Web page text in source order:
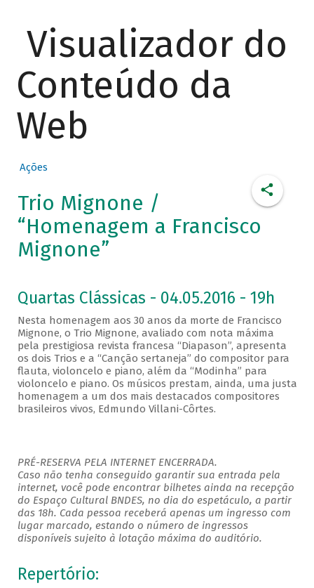
Visualizador do
Conteúdo da
Web
Ações
Trio Mignone /
“Homenagem a Francisco
Mignone”
Quartas Clássicas - 04.05.2016 - 19h
Nesta homenagem aos 30 anos da morte de Francisco
Mignone, o Trio Mignone, avaliado com nota máxima
pela prestigiosa revista francesa “Diapason”, apresenta
os dois Trios e a “Canção sertaneja” do compositor para
flauta, violoncelo e piano, além da “Modinha” para
violoncelo e piano. Os músicos prestam, ainda, uma justa
homenagem a um dos mais destacados compositores
brasileiros vivos, Edmundo Villani-Côrtes.
PRÉ-RESERVA PELA INTERNET ENCERRADA.
Caso não tenha conseguido garantir sua entrada pela
internet, você pode encontrar bilhetes ainda na recepção
do Espaço Cultural BNDES, no dia do espetáculo, a partir
das 18h. Cada pessoa receberá apenas um ingresso com
lugar marcado, estando o número de ingressos
disponíveis sujeito à lotação máxima do auditório.
Repertório: